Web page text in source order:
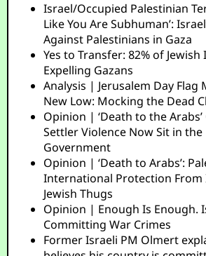
Israel/Occupied Palestinian
Like You Are Subhuman’:
Against Palestinians in Gaza
Yes to Transfer: 82% of Jewish
Expelling Gazans
Analysis | Jerusalem Day Flag
New Low: Mocking the Dead
Opinion | ‘Death to the
Settler Violence Now Sit in the
Government
Opinion | ‘Death to Arabs’:
International Protection From
Jewish Thugs
Opinion | Enough Is Enough.
Committing War Crimes
Former Israeli PM Olmert